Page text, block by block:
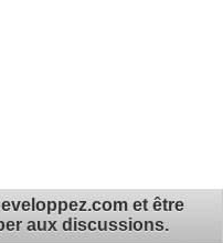
et être
aux discussions.